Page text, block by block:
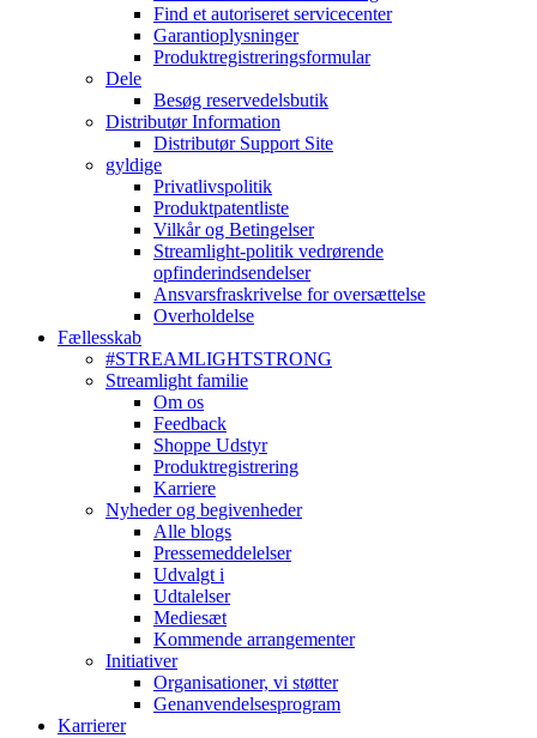
Find et autoriseret servicecenter
Garantioplysninger
Produktregistreringsformular
Dele
Besøg reservedelsbutik
Distributør Information
Distributør Support Site
gyldige
Privatlivspolitik
Produktpatentliste
Vilkår og Betingelser
Streamlight-politik vedrørende
opfinderindsendelser
Ansvarsfraskrivelse for oversættelse
Overholdelse
Fællesskab
#STREAMLIGHTSTRONG
Streamlight familie
Om os
Feedback
Shoppe Udstyr
Produktregistrering
Karriere
Nyheder og begivenheder
Alle blogs
Pressemeddelelser
Udvalgt i
Udtalelser
Mediesæt
Kommende arrangementer
Initiativer
Organisationer, vi støtter
Genanvendelsesprogram
Karrierer